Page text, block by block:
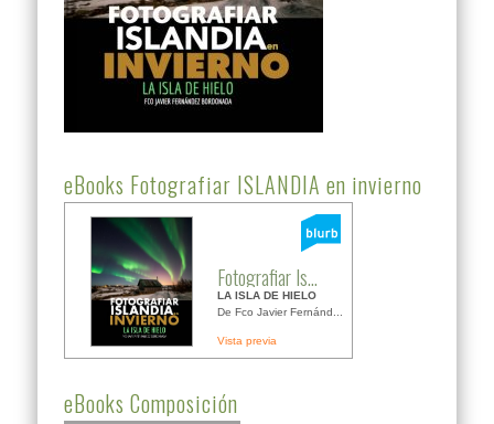
eBooks Fotografiar ISLANDIA en invierno
Fotografiar Is...
LA ISLA DE HIELO
De Fco Javier Fernánd...
Vista previa
eBooks Composición